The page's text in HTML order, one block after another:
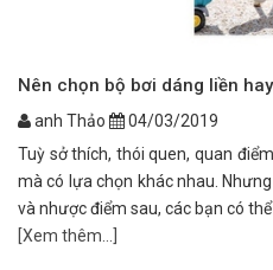
Nên chọn bộ bơi dáng liền
anh Thảo
04/03/2019
Tuỳ sở thích, thói quen, quan
mà có lựa chọn khác nhau.
và nhược điểm sau, các bạn có thể
[Xem thêm...]